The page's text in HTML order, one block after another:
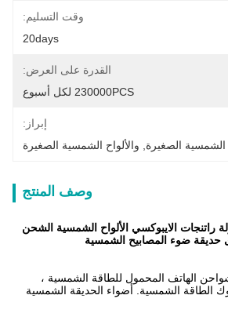
وقت التسليم:
20days
القدرة على العرض:
230000PCS لكل أسبوع
إبراز:
الشمسية الصغيرة
والألواح الشمسية الصغيرة
وصف المنتج
راتنجات الايبوكسي الألواح الشمسية الشحن
حديقة ضوء المصابيح الشمسية
الهاتف المحمول للطاقة الشمسية ،
الطاقة الشمسية.
أضواء الحديقة الشمسية